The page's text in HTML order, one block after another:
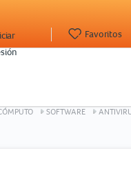
Favoritos
SOFTWARE